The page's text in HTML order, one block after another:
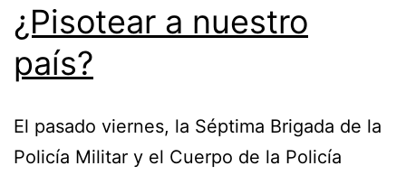
¿Pisotear a nuestro
país?
El pasado viernes, la Séptima Brigada de la
Policía Militar y el Cuerpo de la Policía